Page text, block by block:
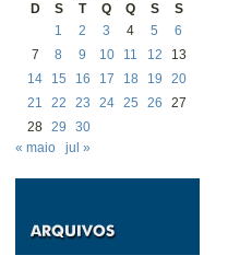
D
S T Q Q S
S
1
2 3 4 5
6
7
8 9 10 11 12
13
14
15 16 17 18 19
20
21
22 23 24 25 26
27
28 29
30
« maio
jul »